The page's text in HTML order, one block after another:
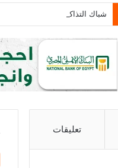
شباك التذاكر الأمريكي يسجل 6.2 مليار دولار
تعليقات